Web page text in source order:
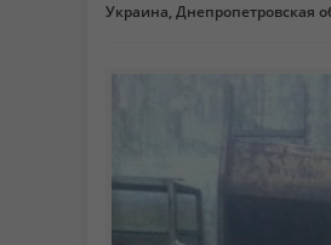
Украина, Днепропетровская